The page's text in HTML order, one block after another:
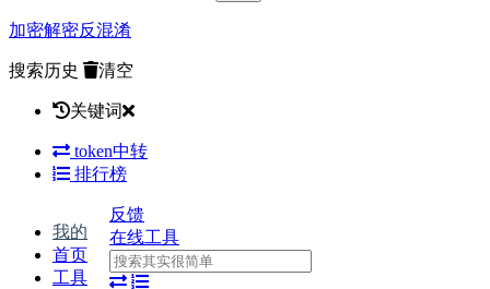
加密解密反混淆
搜索历史 清空
关键词
token中转
排行榜
我的
首页
工具
反馈
在线工具